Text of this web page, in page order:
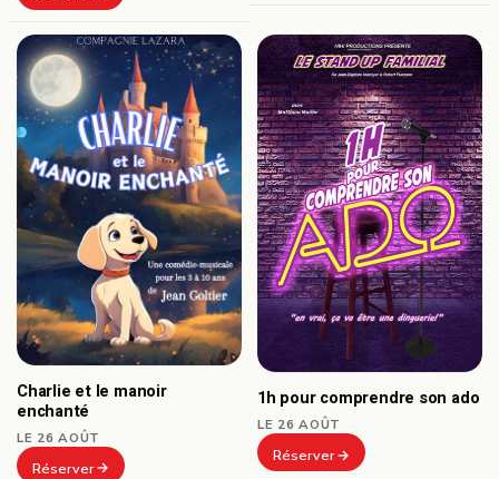
Charlie et le manoir
enchanté
LE 26 AOÛT
Réserver
1h pour comprendre son ado
LE 26 AOÛT
Réserver